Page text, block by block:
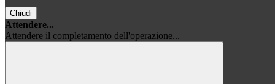
Chiudi
Attendere...
Attendere il completamento dell'operazione...